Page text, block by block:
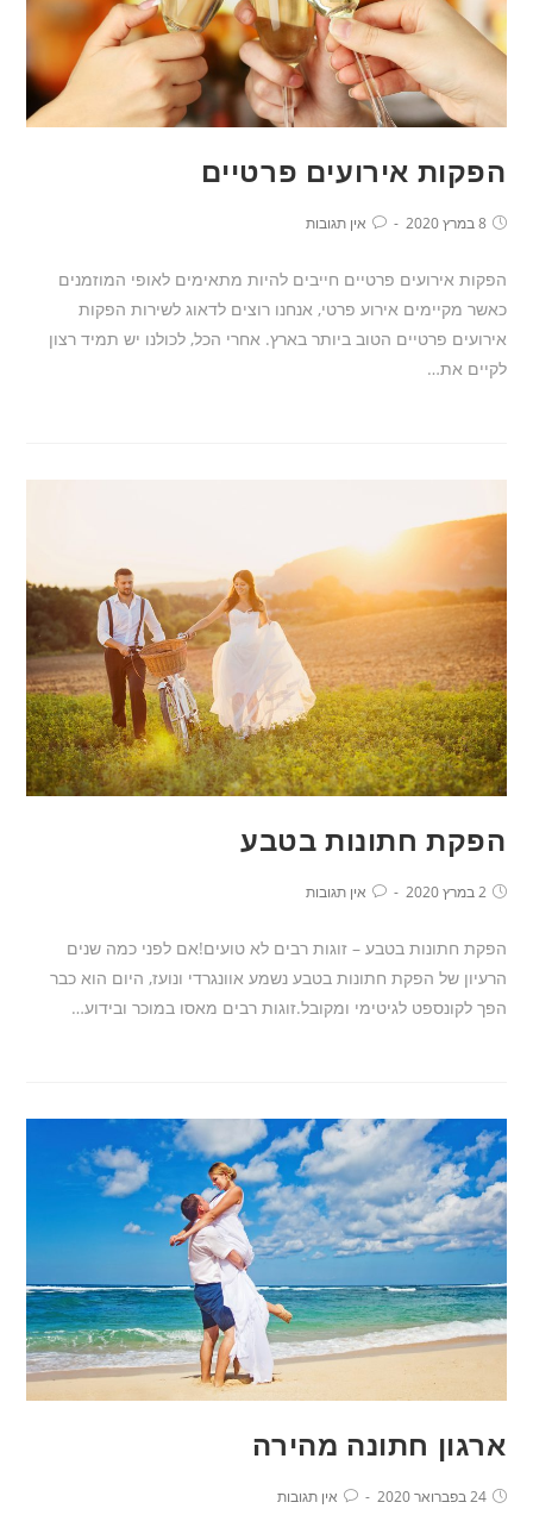
הפקות אירועים פרטיים
8 במרץ 2020 אין תגובות
הפקות אירועים פרטיים חייבים להיות מתאימים לאופי המוזמנים
כאשר מקיימים אירוע פרטי, אנחנו רוצים לדאוג לשירות הפקות
אירועים פרטיים הטוב ביותר בארץ. אחרי הכל, לכולנו יש תמיד רצון
לקיים את…
הפקת חתונות בטבע
2 במרץ 2020 אין תגובות
הפקת חתונות בטבע – זוגות רבים לא טועים!אם לפני כמה שנים
הרעיון של הפקת חתונות בטבע נשמע אוונגרדי ונועז, היום הוא כבר
הפך לקונספט לגיטימי ומקובל.זוגות רבים מאסו במוכר ובידוע…
ארגון חתונה מהירה
24 בפברואר 2020 אין תגובות